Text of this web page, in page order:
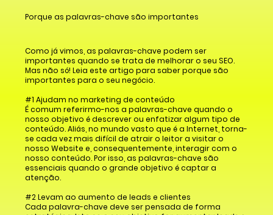
Porque as palavras-chave são importantes
Como já vimos, as palavras-chave podem ser
importantes quando se trata de melhorar o seu SEO.
Mas não só! Leia este artigo para saber porque são
importantes para o seu negócio.
#1 Ajudam no marketing de conteúdo
É comum referirmo-nos a palavras-chave quando o
nosso objetivo é descrever ou enfatizar algum tipo de
conteúdo. Aliás, no mundo vasto que é a Internet, torna-
se cada vez mais difícil de atrair o leitor a visitar o
nosso Website e, consequentemente, interagir com o
nosso conteúdo. Por isso, as palavras-chave são
essenciais quando o grande objetivo é captar a
atenção.
#2 Levam ao aumento de leads e clientes
Cada palavra-chave deve ser pensada de forma